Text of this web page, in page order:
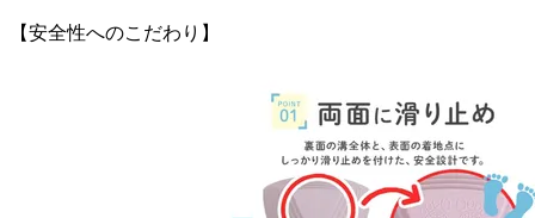
【安全性へのこだわり】